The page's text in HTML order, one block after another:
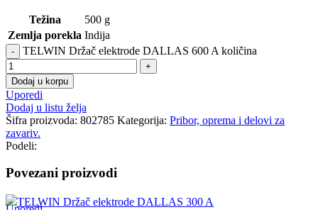
Težina
500 g
Zemlja porekla Indija
TELWIN Držač elektrode DALLAS 600 A količina
Dodaj u korpu
Uporedi
Dodaj u listu želja
Šifra proizvoda: 802785 Kategorija: Pribor, oprema i delovi za
zavariv.
Podeli:
Povezani proizvodi
Uporedi